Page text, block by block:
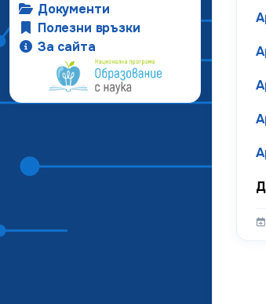
Документи
Полезни връзки
За сайта